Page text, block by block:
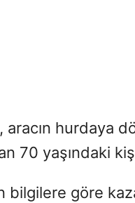
aracın hurdaya
70 yaşındaki
bilgilere göre